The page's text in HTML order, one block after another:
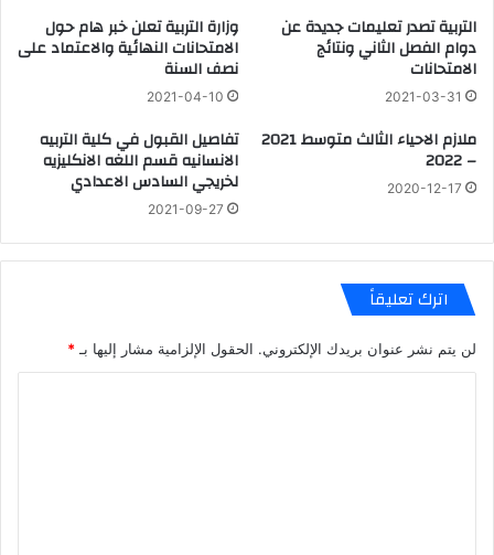
التربية تصدر تعليمات جديدة عن
دوام الفصل الثاني ونتائج
الامتحانات
2021-03-31
وزارة التربية تعلن خبر هام حول
الامتحانات النهائية والاعتماد على
نصف السنة
2021-04-10
ملازم الاحياء الثالث متوسط 2021
– 2022
2020-12-17
تفاصيل القبول في كلية التربيه
الانسانيه قسم اللغه الانكليزيه
لخريجي السادس الاعدادي
2021-09-27
اترك تعليقاً
لن يتم نشر عنوان بريدك الإلكتروني. الحقول الإلزامية مشار إليها بـ *